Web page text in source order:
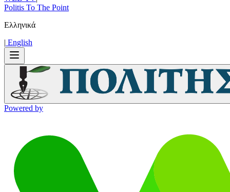
Politis To The Point
Ελληνικά
| Εnglish
Powered by